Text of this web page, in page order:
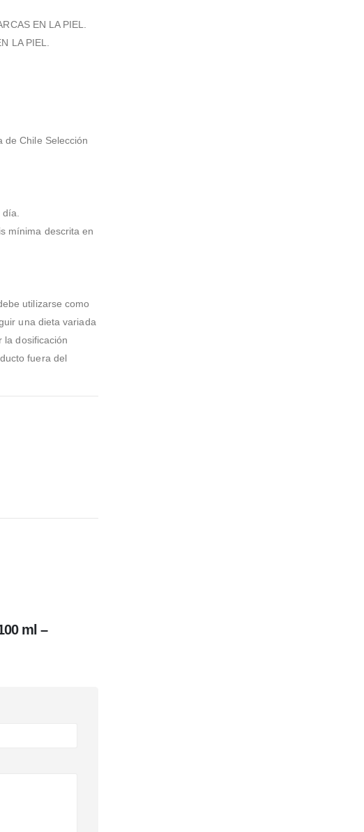
EN LA PIEL.
LA PIEL.
de Chile Selección
mínima descrita en
utilizarse como
una dieta variada
la dosificación
fuera del
ml –